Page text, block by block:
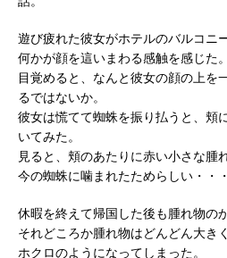
遊び疲れた彼女がホテルのバルコニ
何かが顔を這いまわる感触を感じた。
目覚めると、なんと彼女の顔の上を
るではないか。
彼女は慌てて蜘蛛を振り払うと、頬
いてみた。
見ると、頬のあたりに赤い小さな腫
今の蜘蛛に噛まれたためらしい・・・
休暇を終えて帰国した後も腫れ物の
それどころか腫れ物はどんどん大き
ホクロのようになってしまった。